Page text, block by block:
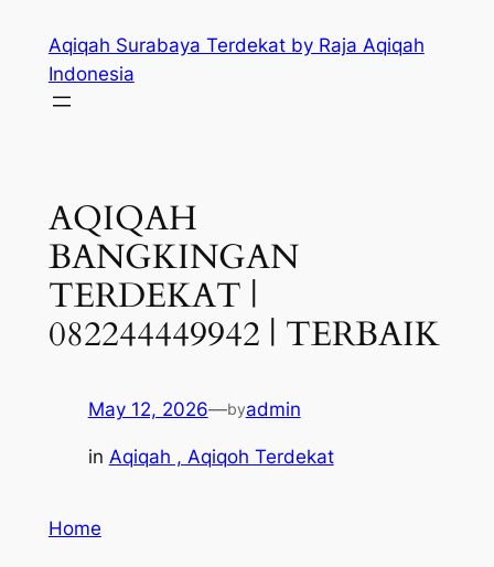
content
Aqiqah Surabaya Terdekat by Raja Aqiqah
Indonesia
AQIQAH
BANGKINGAN
TERDEKAT |
082244449942 | TERBAIK
May 12, 2026—byadmin
in Aqiqah , Aqiqoh Terdekat
Home